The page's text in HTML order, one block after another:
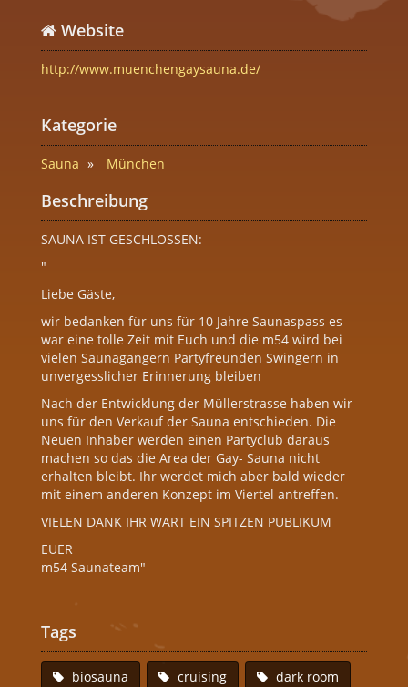
Website
http://www.muenchengaysauna.de/
Kategorie
Sauna München
Beschreibung
SAUNA IST GESCHLOSSEN:
"
Liebe Gäste,
wir bedanken für uns für 10 Jahre Saunaspass es
war eine tolle Zeit mit Euch und die m54 wird bei
vielen Saunagängern Partyfreunden Swingern in
unvergesslicher Erinnerung bleiben
Nach der Entwicklung der Müllerstrasse haben wir
uns für den Verkauf der Sauna entschieden. Die
Neuen Inhaber werden einen Partyclub daraus
machen so das die Area der Gay- Sauna nicht
erhalten bleibt. Ihr werdet mich aber bald wieder
mit einem anderen Konzept im Viertel antreffen.
VIELEN DANK IHR WART EIN SPITZEN PUBLIKUM
EUER
m54 Saunateam"
Tags
biosauna cruising dark room